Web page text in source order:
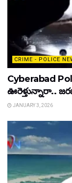
CRIME - POLICE
Cyberabad
ఊరెళ్తున్నారా..
JANUARY 3, 2026